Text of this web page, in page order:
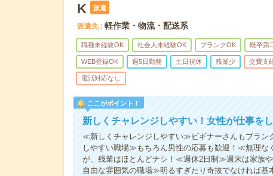
K
派遣
派遣先 軽作業・物流・配送系
職種未経験OK 社会人未経験OK ブランクOK 既卒第
WEB登録OK 週5日勤務 土日祝休 残業少 交費支
電話対応なし
ここがポイント！
新しくチャレンジしやすい！女性が仕事を
≪新しくチャレンジしやすい≫ビギナーさんもブラン
しやすい職場≫もちろん男性の応募も歓迎！≪無理
が、残業はほとんどナシ！≪週休2日制≫週末は家族
自由な雰囲気の職場≫明るすぎたり奇抜でなければ